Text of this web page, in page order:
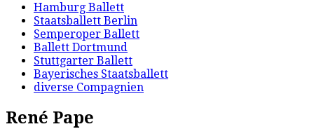
Hamburg Ballett
Staatsballett Berlin
Semperoper Ballett
Ballett Dortmund
Stuttgarter Ballett
Bayerisches Staatsballett
diverse Compagnien
René Pape